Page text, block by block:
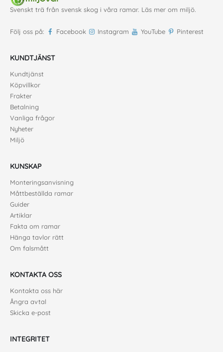
Svenskt trä från svensk skog i våra ramar. Läs mer om miljö.
Följ oss på: Facebook Instagram YouTube Pinterest
KUNDTJÄNST
Kundtjänst
Köpvillkor
Frakter
Betalning
Vanliga frågor
Nyheter
Miljö
KUNSKAP
Monteringsanvisning
Måttbeställda ramar
Guider
Artiklar
Fakta om ramar
Hänga tavlor rätt
Om falsmått
KONTAKTA OSS
Kontakta oss här
Ångra avtal
Skicka e-post
INTEGRITET